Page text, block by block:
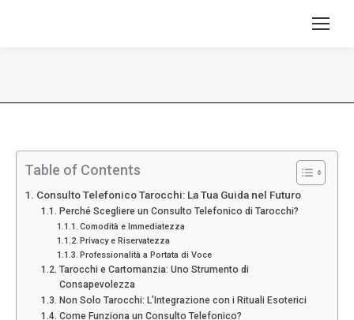
Table of Contents
Consulto Telefonico Tarocchi: La Tua Guida nel Futuro
Perché Scegliere un Consulto Telefonico di Tarocchi?
Comodità e Immediatezza
Privacy e Riservatezza
Professionalità a Portata di Voce
Tarocchi e Cartomanzia: Uno Strumento di
Consapevolezza
Non Solo Tarocchi: L’Integrazione con i Rituali Esoterici
Come Funziona un Consulto Telefonico?